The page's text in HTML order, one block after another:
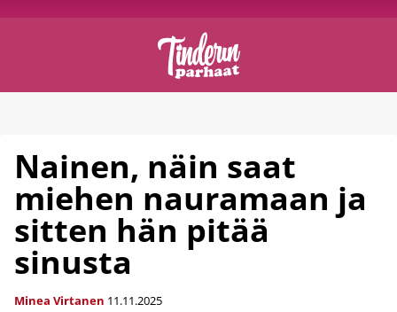
Nainen, näin saat
miehen nauramaan ja
sitten hän pitää
sinusta
Minea Virtanen 11.11.2025